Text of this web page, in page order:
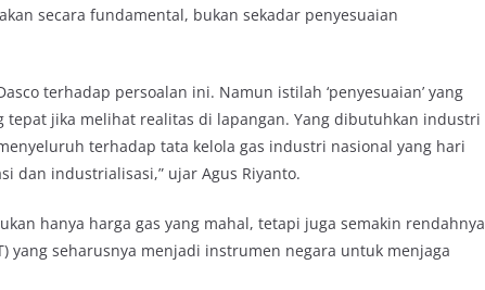
secara fundamental, bukan sekadar penyesuaian
terhadap persoalan ini. Namun istilah ‘penyesuaian’ yang
tepat jika melihat realitas di lapangan. Yang dibutuhkan industri
terhadap tata kelola gas industri nasional yang hari
dan industrialisasi,” ujar Agus Riyanto.
hanya harga gas yang mahal, tetapi juga semakin rendahnya
yang seharusnya menjadi instrumen negara untuk menjaga